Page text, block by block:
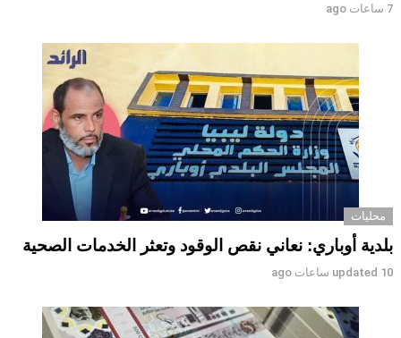
7 ساعات ago
محليات
بلدية أوباري: نعاني نقص الوقود وتعثر الخدمات الصحية
updated 10 ساعات ago